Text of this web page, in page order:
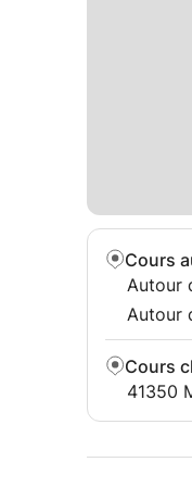
Cours
Autour
Autour
Cours
41350